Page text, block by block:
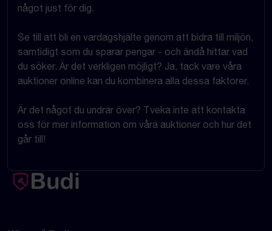
något just för dig.
Se till att bli en vardagshjälte genom att bidra till miljön,
samtidigt som du sparar pengar - och ändå hittar vad
du söker. Är det verkligen möjligt? Ja, tack vare våra
auktioner online kan du kombinera alla dessa faktorer.
Är det något du undrar över? Tveka inte att kontakta
oss för mer information om våra auktioner och hur det
går till!